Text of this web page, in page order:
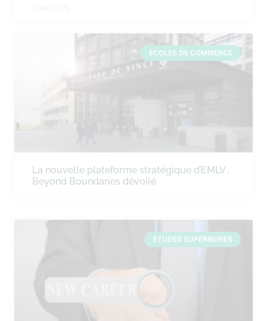
ÉCOLES DE COMMERCE
La nouvelle plateforme stratégique d’EMLV :
Beyond Boundaries dévoilé
ÉTUDES SUPÉRIEURES